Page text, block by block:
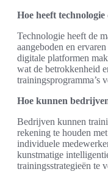
Hoe heeft
Technologie heeft de
aangeboden en
digitale platformen
wat de betrokkenheid
trainingsprogramma’s
Hoe kunnen
Bedrijven kunnen
rekening te houden
individuele
kunstmatige
trainingsstrategieën te